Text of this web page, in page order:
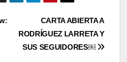
CARTA ABIERTA A
RODRÍGUEZ LARRETA Y
SUS SEGUIDORES￼